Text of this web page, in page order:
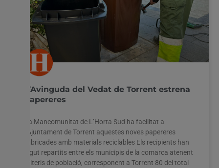
L’Avinguda del Vedat de Torrent estrena
papereres
La Mancomunitat de L’Horta Sud ha facilitat a
l’Ajuntament de Torrent aquestes noves papereres
fabricades amb materials reciclables Els recipients han
sigut repartits entre els municipis de la comarca atenent
criteris de població, corresponent a Torrent 80 del total